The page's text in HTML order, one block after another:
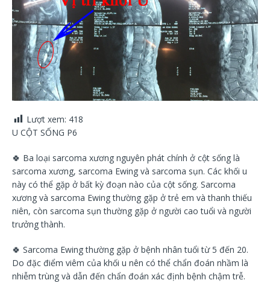
Lượt xem: 418
U CỘT SỐNG P6
🍀 Ba loại sarcoma xương nguyên phát chính ở cột sống là
sarcoma xương, sarcoma Ewing và sarcoma sụn. Các khối u
này có thể gặp ở bất kỳ đoạn nào của cột sống. Sarcoma
xương và sarcoma Ewing thường gặp ở trẻ em và thanh thiếu
niên, còn sarcoma sụn thường gặp ở người cao tuổi và người
trưởng thành.
🍀 Sarcoma Ewing thường gặp ở bệnh nhân tuổi từ 5 đến 20.
Do đặc điểm viêm của khối u nên có thể chẩn đoán nhầm là
nhiễm trùng và dẫn đến chẩn đoán xác định bệnh chậm trễ.